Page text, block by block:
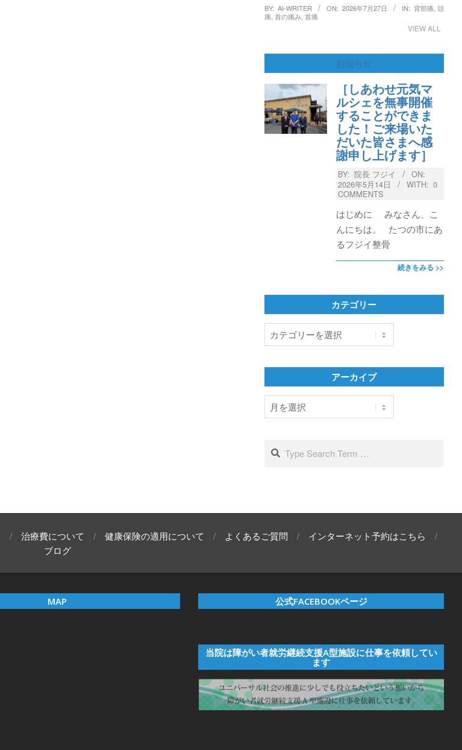
BY: AI-WRITER ON: 2026年7月27日 IN: 背部痛 頭
痛 首の痛み, 首痛
VIEW ALL
お知らせ
［しあわせ元気マ
ルシェを無事開催
することができま
した！ご来場いた
だいた皆さまへ感
謝申し上げます］
BY: 院長 フジイ
ON:
2026年5月14日
WITH: 0
COMMENTS
はじめに みなさん、こ
んにちは。 たつの市にあ
るフジイ整骨
続きをみる >>
カテゴリー
テ
リ
アーカイブ
ア
ー
ブSearch
治療費について 健康保険の適用について よくあるご質問
インターネット予約はこちら
ブログ
MAP 公式FACEBOOKページ
当院は障がい者就労継続支援A型施設に仕事を依頼してい
ます